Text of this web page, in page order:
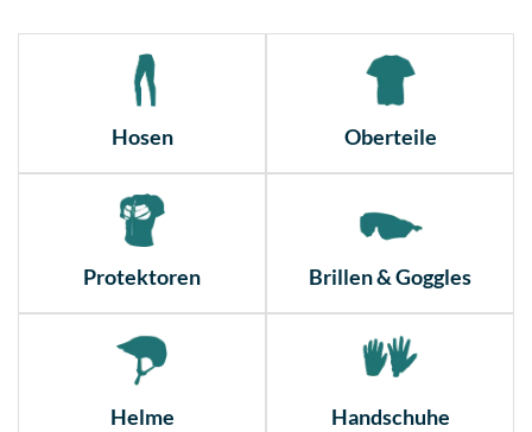
Hosen Oberteile
Protektoren Brillen & Goggles
Helme Handschuhe